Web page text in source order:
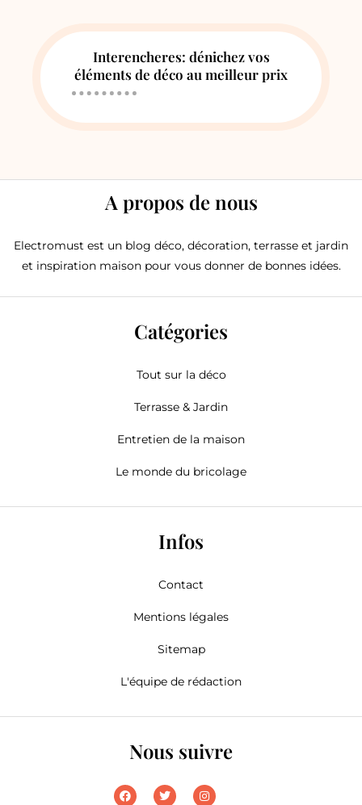
Interencheres: dénichez vos
éléments de déco au meilleur prix
A propos de nous
Electromust est un blog déco, décoration, terrasse et jardin
et inspiration maison pour vous donner de bonnes idées.
Catégories
Tout sur la déco
Terrasse & Jardin
Entretien de la maison
Le monde du bricolage
Infos
Contact
Mentions légales
Sitemap
L'équipe de rédaction
Nous suivre